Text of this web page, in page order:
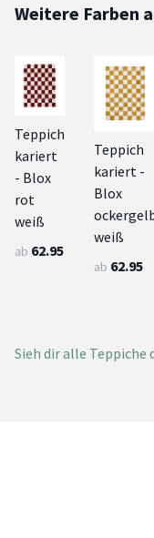
Weitere Farben
Teppich
kariert
- Blox
rot
weiß
ab 62.95
Teppich
kariert -
Blox
weiß
ab 62.95
Sieh dir alle